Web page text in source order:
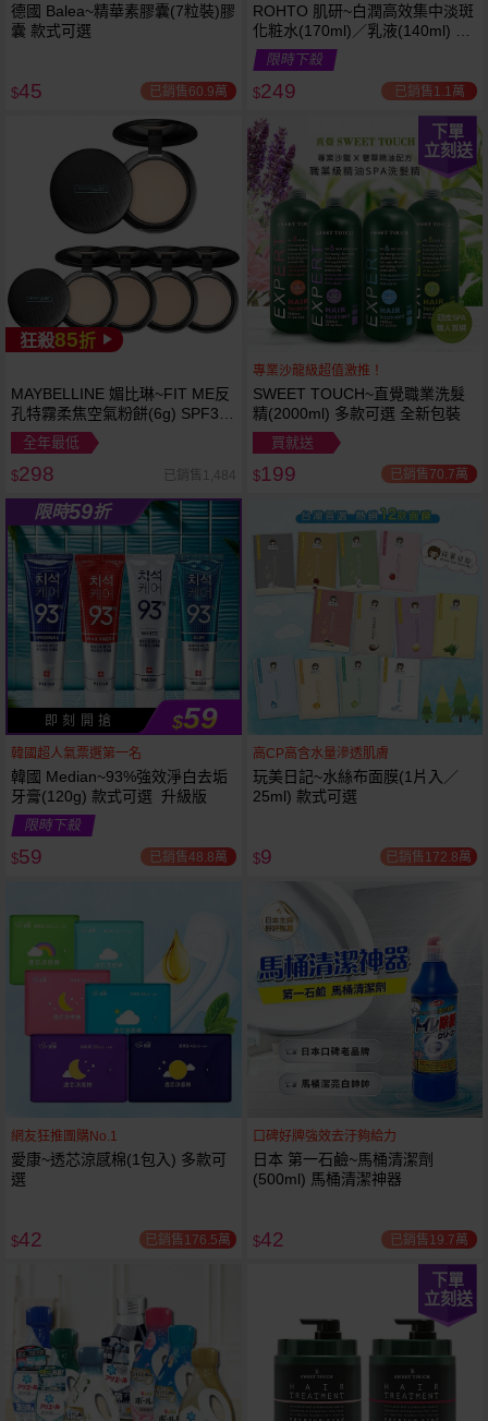
越多越
便宜 便宜
德國 Balea~精華素膠囊(7粒裝)膠
囊 款式可選
$45 已銷售60.9萬
ROHTO 肌研~白潤高效集中淡斑
化粧水(170ml)／乳液(140ml) 款
式可選
限時下殺
$249 已銷售1.1萬
狂殺85折
MAYBELLINE 媚比琳~FIT ME反
孔特霧柔焦空氣粉餅(6g) SPF32
PA+++ 款式可選 空氣小圓餅
全年最低
$298 已銷售1,484
下單
立刻送
專業沙龍級超值激推！
SWEET TOUCH~直覺職業洗髮
精(2000ml) 多款可選 全新包裝
買就送
$199 已銷售70.7萬
限時59折
即 刻 開 搶 $59
韓國超人氣票選第一名
韓國 Median~93%強效淨白去垢
牙膏(120g) 款式可選 升級版
限時下殺
$59 已銷售48.8萬
高CP高含水量滲透肌膚
玩美日記~水絲布面膜(1片入／
25ml) 款式可選
$9 已銷售172.8萬
網友狂推團購No.1
愛康~透芯涼感棉(1包入) 多款可
選
$42 已銷售176.5萬
口碑好牌強效去汙夠給力
日本 第一石鹼~馬桶清潔劑
(500ml) 馬桶清潔神器
$42 已銷售19.7萬
下單
立刻送